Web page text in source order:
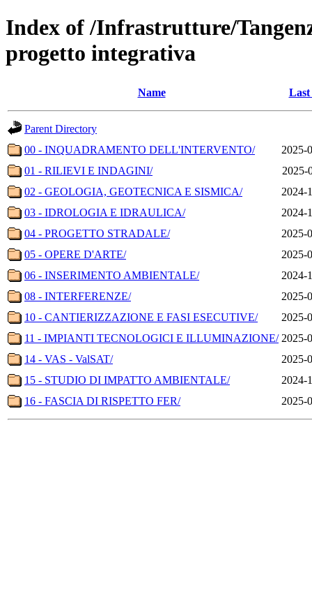
Index of /Infrastrutture/
progetto integrativa
Name Last
Parent Directory
00 - INQUADRAMENTO DELL'INTERVENTO/
2025-
01 - RILIEVI E INDAGINI/
2025-
02 - GEOLOGIA, GEOTECNICA E SISMICA/
2024-
03 - IDROLOGIA E IDRAULICA/
2024-
04 - PROGETTO STRADALE/
2025-
05 - OPERE D'ARTE/
2025-
06 - INSERIMENTO AMBIENTALE/
2024-
08 - INTERFERENZE/
2025-
10 - CANTIERIZZAZIONE E FASI ESECUTIVE/
2025-
11 - IMPIANTI TECNOLOGICI E ILLUMINAZIONE/ 2025-
14 - VAS - ValSAT/
2025-
15 - STUDIO DI IMPATTO AMBIENTALE/
2024-
16 - FASCIA DI RISPETTO FER/
2025-